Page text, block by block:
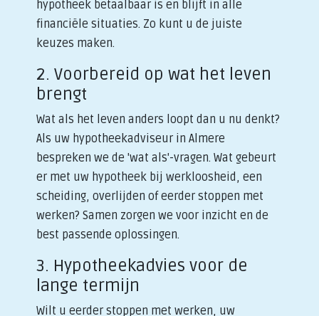
hypotheek betaalbaar is en blijft in alle
financiële situaties. Zo kunt u de juiste
keuzes maken.
2. Voorbereid op wat het leven
brengt
Wat als het leven anders loopt dan u nu denkt?
Als uw hypotheekadviseur in Almere
bespreken we de 'wat als'-vragen. Wat gebeurt
er met uw hypotheek bij werkloosheid, een
scheiding, overlijden of eerder stoppen met
werken? Samen zorgen we voor inzicht en de
best passende oplossingen.
3. Hypotheekadvies voor de
lange termijn
Wilt u eerder stoppen met werken, uw